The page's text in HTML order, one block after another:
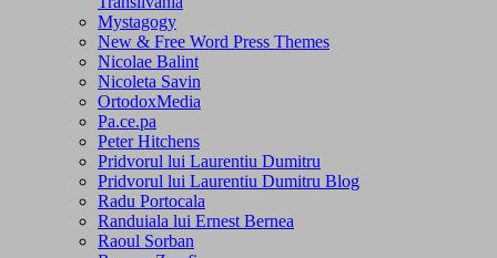
Mystagogy
New & Free Word Press Themes
Nicolae Balint
Nicoleta Savin
OrtodoxMedia
Pa.ce.pa
Peter Hitchens
Pridvorul lui Laurentiu Dumitru
Pridvorul lui Laurentiu Dumitru Blog
Radu Portocala
Randuiala lui Ernest Bernea
Raoul Sorban